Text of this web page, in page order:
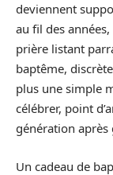
deviennent
au fil des
prière listant
baptême,
plus une simple
célébrer, point
génération après
Un cadeau de